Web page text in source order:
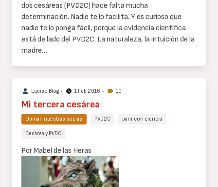
dos cesáreas (PVD2C) hace falta mucha
determinación. Nadie te lo facilita. Y es curioso que
nadie te lo ponga fácil, porque la evidencia científica
está de lado del PVD2C. La naturaleza, la intuición de la
madre…
Equipo Blog • 1 Feb 2016 • 10
Mi tercera cesárea
Opinan nuestras socias PVD2C parir con ciencia
Cesárea y PVDC
Cuerpo
Por Mabel de las Heras